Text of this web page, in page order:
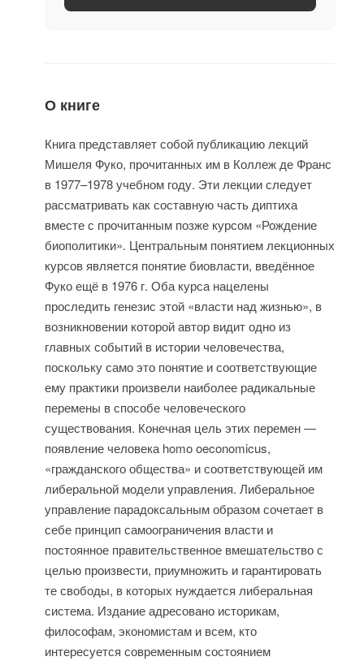
О книге
Книга представляет собой публикацию лекций
Мишеля Фуко, прочитанных им в Коллеж де Франс
в 1977–1978 учебном году. Эти лекции следует
рассматривать как составную часть диптиха
вместе с прочитанным позже курсом «Рождение
биополитики». Центральным понятием лекционных
курсов является понятие биовласти, введённое
Фуко ещё в 1976 г. Оба курса нацелены
проследить генезис этой «власти над жизнью», в
возникновении которой автор видит одно из
главных событий в истории человечества,
поскольку само это понятие и соответствующие
ему практики произвели наиболее радикальные
перемены в способе человеческого
существования. Конечная цель этих перемен —
появление человека homo oeconomicus,
«гражданского общества» и соответствующей им
либеральной модели управления. Либеральное
управление парадоксальным образом сочетает в
себе принцип самоограничения власти и
постоянное правительственное вмешательство с
целью произвести, приумножить и гарантировать
те свободы, в которых нуждается либеральная
система. Издание адресовано историкам,
философам, экономистам и всем, кто
интересуется современным состоянием